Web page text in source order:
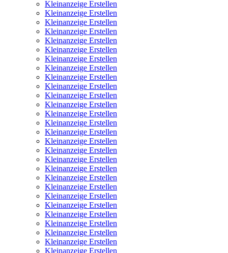
Kleinanzeige Erstellen
Kleinanzeige Erstellen
Kleinanzeige Erstellen
Kleinanzeige Erstellen
Kleinanzeige Erstellen
Kleinanzeige Erstellen
Kleinanzeige Erstellen
Kleinanzeige Erstellen
Kleinanzeige Erstellen
Kleinanzeige Erstellen
Kleinanzeige Erstellen
Kleinanzeige Erstellen
Kleinanzeige Erstellen
Kleinanzeige Erstellen
Kleinanzeige Erstellen
Kleinanzeige Erstellen
Kleinanzeige Erstellen
Kleinanzeige Erstellen
Kleinanzeige Erstellen
Kleinanzeige Erstellen
Kleinanzeige Erstellen
Kleinanzeige Erstellen
Kleinanzeige Erstellen
Kleinanzeige Erstellen
Kleinanzeige Erstellen
Kleinanzeige Erstellen
Kleinanzeige Erstellen
Kleinanzeige Erstellen